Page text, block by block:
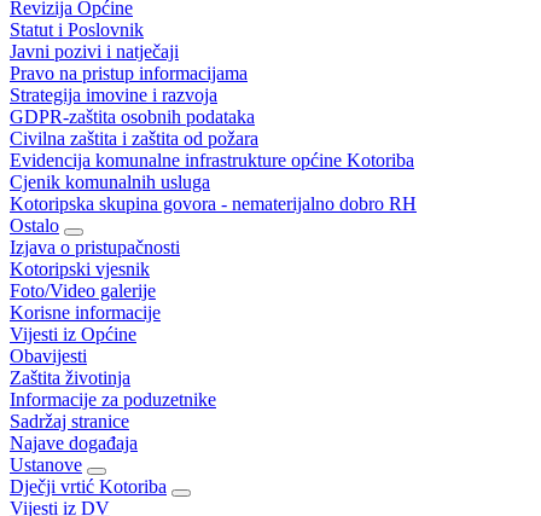
Revizija Općine
Statut i Poslovnik
Javni pozivi i natječaji
Pravo na pristup informacijama
Strategija imovine i razvoja
GDPR-zaštita osobnih podataka
Civilna zaštita i zaštita od požara
Evidencija komunalne infrastrukture općine Kotoriba
Cjenik komunalnih usluga
Kotoripska skupina govora - nematerijalno dobro RH
Ostalo
Izjava o pristupačnosti
Kotoripski vjesnik
Foto/Video galerije
Korisne informacije
Vijesti iz Općine
Obavijesti
Zaštita životinja
Informacije za poduzetnike
Sadržaj stranice
Najave događaja
Ustanove
Dječji vrtić Kotoriba
Vijesti iz DV